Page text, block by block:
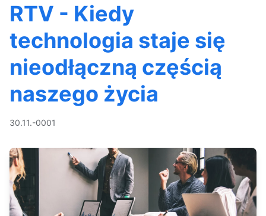
RTV - Kiedy
technologia staje się
nieodłączną częścią
naszego życia
30.11.-0001